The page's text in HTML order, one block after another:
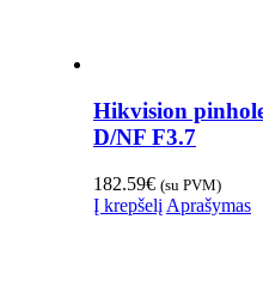
Hikvision
D/NF F3.7
182.59€ (su PVM)
Į krepšelį Aprašymas